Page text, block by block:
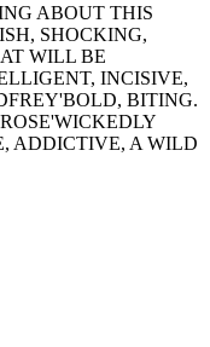
ABOUT THIS
SHOCKING,
WILL BE
INCISIVE,
BITING.
ADDICTIVE, A WILD